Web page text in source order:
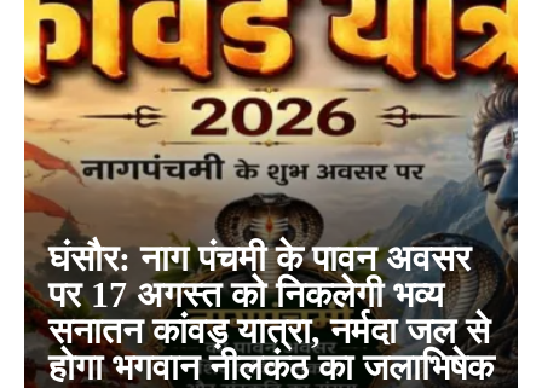
घंसौर: नाग पंचमी के पावन अवसर
पर 17 अगस्त को निकलेगी भव्य
सनातन कांवड़ यात्रा, नर्मदा जल से
होगा भगवान नीलकंठ का जलाभिषेक